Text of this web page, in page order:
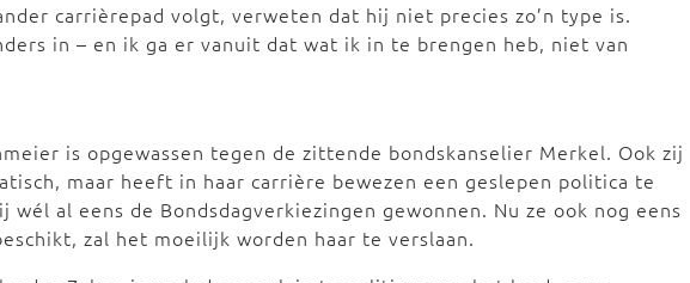
carrièrepad volgt, verweten dat hij niet precies zo’n type is.
in – en ik ga er vanuit dat wat ik in te brengen heb, niet van
is opgewassen tegen de zittende bondskanselier Merkel. Ook zij
maar heeft in haar carrière bewezen een geslepen politica te
al eens de Bondsdagverkiezingen gewonnen. Nu ze ook nog eens
zal het moeilijk worden haar te verslaan.